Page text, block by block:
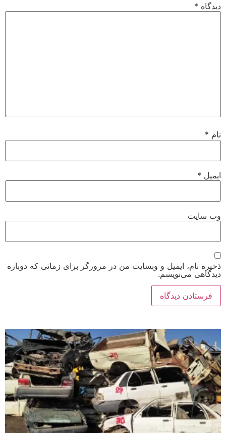
دیدگاه*
نام*
ایمیل*
وب‌ سایت
ذخیره نام، ایمیل و وبسایت من در مرورگر برای زمانی که دوباره
دیدگاهی می‌نویسم.